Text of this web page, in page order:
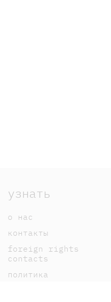
узнать
о нас
контакты
foreign rights
contacts
политика